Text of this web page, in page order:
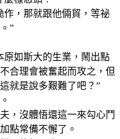
作，那就跟他倆貿，等祕
”
原如斯大的生業，鬧出點
合理會被奮起而攻之，但
就是說多艱難了吧？”
，沒體悟還這一來勾心鬥
點常備不懈了。